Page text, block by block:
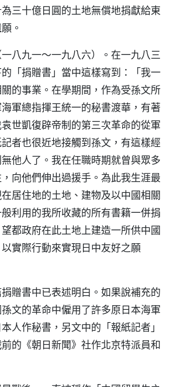
三十億日圓的土地無償地捐獻給東
。
八九一～一九八六）。在一九八三
「捐贈書」當中這樣寫到：「我一
的事業。在學期間，作為受孫文所
軍總指揮王統一的秘書渡華，有著
世凱復辟帝制的第三次革命的從軍
者也很近地接觸到孫文，有這樣經
他人了。我在任職時期就曾與眾多
向他們伸出過援手。為此我生涯最
居住地的土地、建物及以中國相關
利用的我所收藏的所有書籍一併捐
都政府在此土地上建造一所供中國
實際行動來實現日中友好之願
贈書中已表述明白。如果說補充的
文的革命中僱用了許多原日本海軍
人作秘書，另文中的「報紙記者」
的《朝日新聞》社作北京特派員和